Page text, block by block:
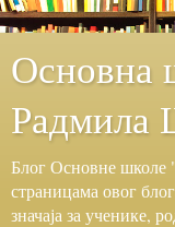
Основна
Радмила
Блог ‎Основне
страницама овог
значаја за ученике,